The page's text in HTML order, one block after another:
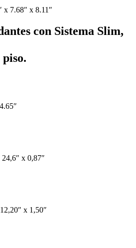
x 7.68″ x 8.11″
con Sistema Slim,
x 0,87″
x 1,50″